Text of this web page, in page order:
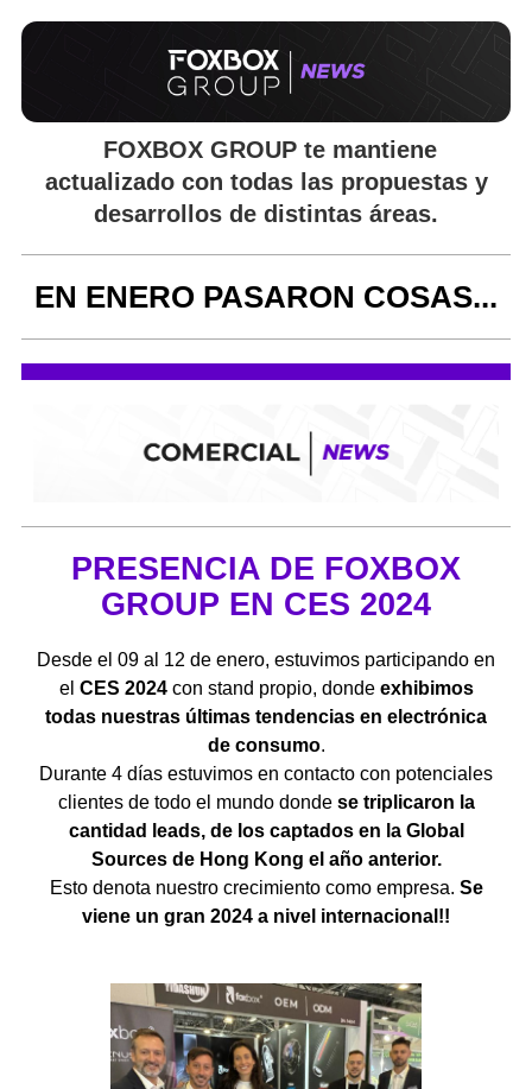
FOXBOX GROUPte mantiene
actualizado con todas las propuestas y
desarrollos de distintas áreas.
EN ENERO PASARON COSAS...
PRESENCIA DE FOXBOX
GROUP EN CES 2024
Desde el 09 al 12 de enero, estuvimos participando en
el CES 2024con stand propio, donde exhibimos
todas nuestras últimas tendencias en electrónica
de consumo.
Durante 4 días estuvimos en contacto con potenciales
clientes de todo el mundo donde se triplicaron la
cantidad leads, de los captados en la Global
Sources de Hong Kong el año anterior.
Esto denota nuestro crecimiento como empresa. Se
viene un gran 2024 a nivel internacional!!